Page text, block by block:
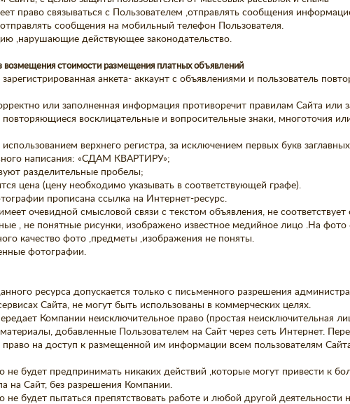
право связываться с Пользователем ,отправлять сообщения
сообщения на мобильный телефон Пользователя.
,нарушающие действующее законодательство.
стоимости размещения платных объявлений
анкета- аккаунт с объявлениями и пользователь
или заполненная информация противоречит правилам Сайта или
восклицательные и вопросительные знаки, многоточия
использованием верхнего регистра, за исключением первых букв
написания: «СДАМ КВАРТИРУ»;
разделительные пробелы;
цена (цену необходимо указывать в соответствующей графе).
прописана ссылка на Интернет-ресурс.
очевидной смысловой связи с текстом объявления, не
, не понятные рисунки, изображено известное медийное лицо .На
качество фото ,предметы ,изображения не поняты.
фотографии.
ресурса допускается только с письменного разрешения
Сайта, не могут быть использованы в коммерческих целях.
Компании неисключительное право (простая неисключительная
добавленные Пользователем на Сайт через сеть Интернет.
право на доступ к размещенной им информации всем пользователям
не будет предпринимать никаких действий ,которые могут привести к
на Сайт, без разрешения Компании.
не будет пытаться препятствовать работе и любой другой